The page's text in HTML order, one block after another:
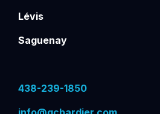
Lévis
Saguenay
438-239-1850